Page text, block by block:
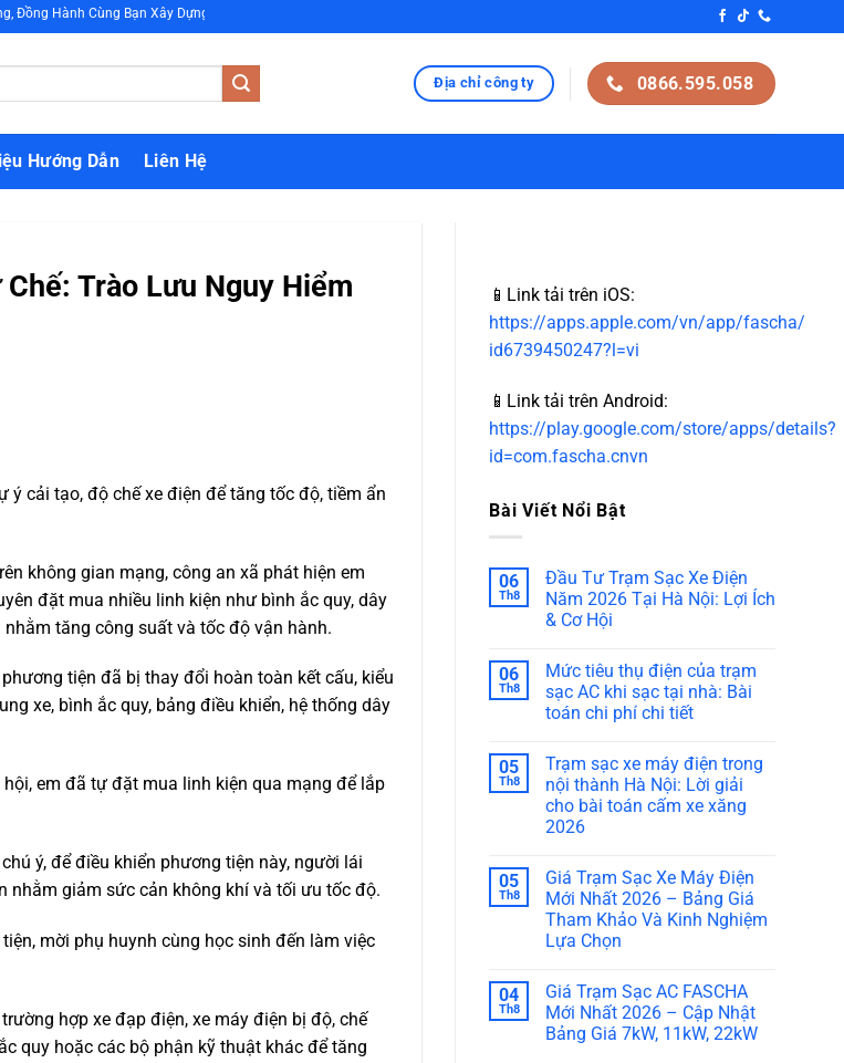
Cùng Bạn Xây Dựng Tương Lai Bền Vững Bằng Cách Sử Dụng Năng Lượng Xanh
Địa chỉ công ty 0866.595.058
Hướng Dẫn Liên Hệ
Trào Lưu Nguy Hiểm
cải tạo, độ chế xe điện để tăng tốc độ, tiềm ẩn
không gian mạng, công an xã phát hiện em
đặt mua nhiều linh kiện như bình ắc quy, dây
tăng công suất và tốc độ vận hành.
tiện đã bị thay đổi hoàn toàn kết cấu, kiểu
xe, bình ắc quy, bảng điều khiển, hệ thống dây
em đã tự đặt mua linh kiện qua mạng để lắp
ý, để điều khiển phương tiện này, người lái
nhằm giảm sức cản không khí và tối ưu tốc độ.
mời phụ huynh cùng học sinh đến làm việc
hợp xe đạp điện, xe máy điện bị độ, chế
quy hoặc các bộ phận kỹ thuật khác để tăng
📱Link tải trên iOS:
https://apps.apple.com/vn/app/fascha/
id6739450247?l=vi
📱Link tải trên Android:
https://play.google.com/store/apps/details?
id=com.fascha.cnvn
Bài Viết Nổi Bật
06
Th8
Đầu Tư Trạm Sạc Xe Điện
Năm 2026 Tại Hà Nội: Lợi Ích
& Cơ Hội
06
Th8
Mức tiêu thụ điện của trạm
sạc AC khi sạc tại nhà: Bài
toán chi phí chi tiết
05
Th8
Trạm sạc xe máy điện trong
nội thành Hà Nội: Lời giải
cho bài toán cấm xe xăng
2026
05
Th8
Giá Trạm Sạc Xe Máy Điện
Mới Nhất 2026 – Bảng Giá
Tham Khảo Và Kinh Nghiệm
Lựa Chọn
04
Th8
Giá Trạm Sạc AC FASCHA
Mới Nhất 2026 – Cập Nhật
Bảng Giá 7kW, 11kW, 22kW